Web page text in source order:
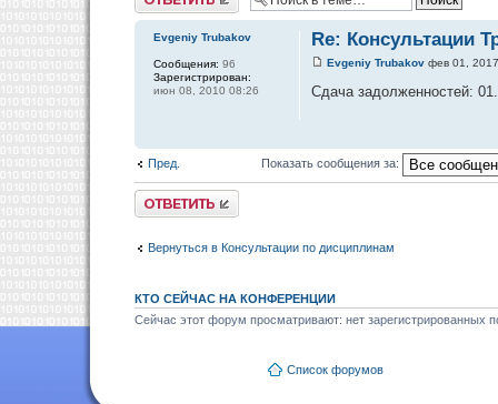
Re: Консультации
Evgeniy Trubakov фев 01,
Сдача задолженностей:
Evgeniy Trubakov
Сообщения: 96
Зарегистрирован:
июн 08, 2010 08:26
Пред. Показать сообщения за:
Ответить
Вернуться в Консультации по дисциплинам
КТО СЕЙЧАС НА КОНФЕРЕНЦИИ
Сейчас этот форум просматривают: нет зарегистрированных
Список форумов